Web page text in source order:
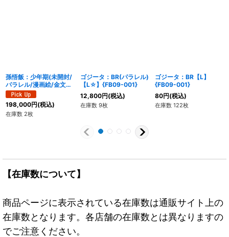
孫悟飯：少年期(未開封/
パラレル/漫画絵/金文
字)【UC☆】{SB02-
007}
198,000円(税込)
在庫数 2枚
ゴジータ：BR(パラレル)
【L☆】{FB09-001}
12,800円(税込)
在庫数 9枚
ゴジータ：BR【L】
{FB09-001}
80円(税込)
在庫数 122枚
【在庫数について】
商品ページに表示されている在庫数は通販サイト上の
在庫数となります。各店舗の在庫数とは異なりますの
でご注意ください。